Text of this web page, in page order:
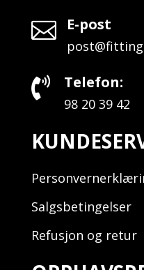
 E-post
 Telefon:
98 20 39 42
Salgsbetingelser
Refusjon og retur